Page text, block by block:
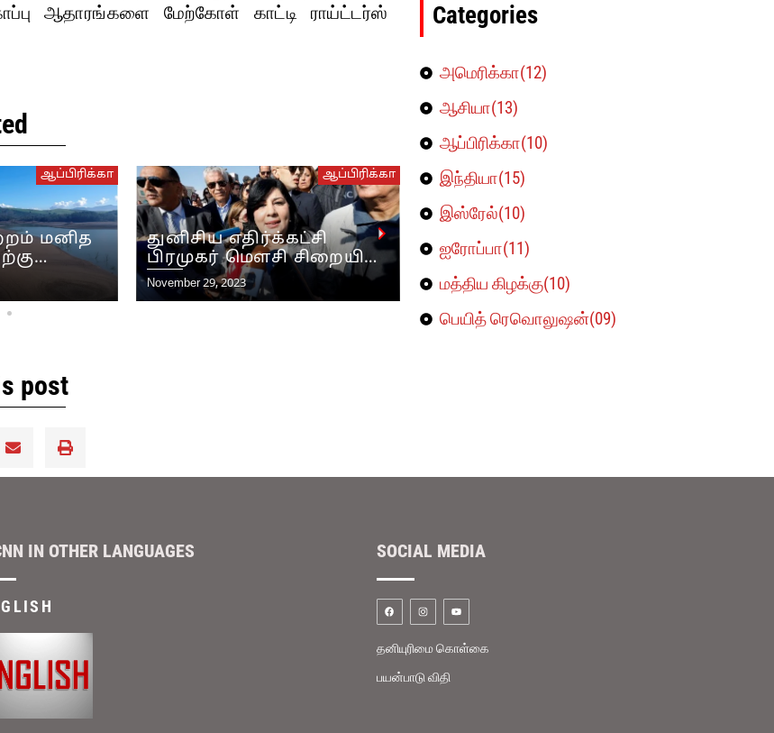
ஆதாரங்களை மேற்கோள் காட்டி ராய்ட்டர்ஸ்
ஆப்பிரிக்கா
மனித
என்று
பொது
ஆப்பிரிக்கா
துனிசிய எதிர்க்கட்சி
பிரமுகர் மௌசி சிறையில்
உண்ணாவிரதப்
போராட்டத்தை
November 29, 2023
நைஜர் ஆட்சிக்குழு
ஐரோப்பாவிற்கு
இடம்பெயர்வதை
மெதுவாக்கும் நோக்கில்
கொண்டு வரப்பட்ட
சட்டத்தை ரத்து செய்கிறது
November 28, 2023
post
Categories
அமெரிக்கா(12)
ஆசியா(13)
ஆப்பிரிக்கா(10)
இந்தியா(15)
இஸ்ரேல்(10)
ஐரோப்பா(11)
மத்திய கிழக்கு(10)
பெயித் ரெவொலுஷன்(09)
IN OTHER LANGUAGES SOCIAL MEDIA
தனியுரிமை கொள்கை
பயன்பாடு விதி